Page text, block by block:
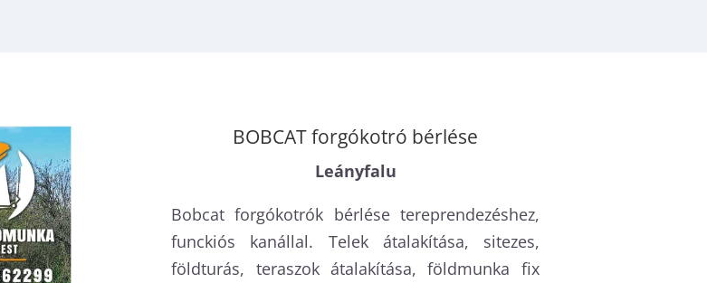
BOBCAT forgókotró bérlése
Leányfalu
Bobcat forgókotrók bérlése tereprendezéshez,
funckiós kanállal. Telek átalakítása, sitezes,
földturás, teraszok átalakítása, földmunka fix